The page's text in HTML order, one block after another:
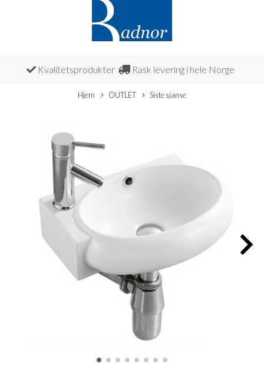
Kvalitetsprodukter Rask levering i hele Norge
Hjem OUTLET Siste sjanse